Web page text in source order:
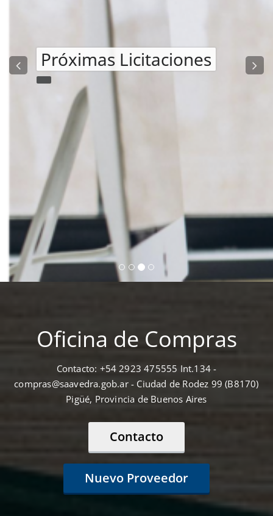
Próximas Licitaciones
Oficina de Compras
Contacto: +54 2923 475555 Int.134 -
compras@saavedra.gob.ar - Ciudad de Rodez 99 (B8170)
Pigüé, Provincia de Buenos Aires
Contacto
Nuevo Proveedor